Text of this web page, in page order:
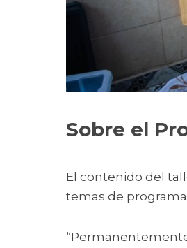
Sobre el
El contenido del
temas de